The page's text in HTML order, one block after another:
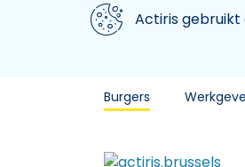
Aller au contenu principal
We gebruiken cookiesActiris gebruikt
Burgers